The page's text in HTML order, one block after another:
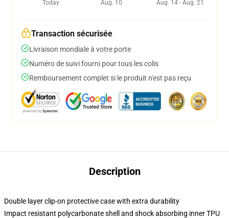
Today
Aug. 10
Aug. 14 - Aug. 21
Transaction sécurisée
Livraison mondiale à votre porte
Numéro de suivi fourni pour tous les colis
Remboursement complet si le produit n'est pas reçu
Description
Double layer clip-on protective case with extra durability
Impact resistant polycarbonate shell and shock absorbing inner TPU